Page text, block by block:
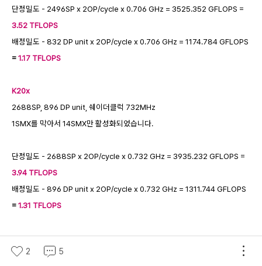
단정밀도 - 2496SP x 2OP/cycle x 0.706 GHz = 3525.352 GFLOPS =
3.52 TFLOPS
배정밀도 - 832 DP unit x 2OP/cycle x 0.706 GHz = 1174.784 GFLOPS
=1.17 TFLOPS
K20x
2688SP, 896 DP unit, 쉐이더클럭 732MHz
1SMX를 막아서 14SMX만 활성화되었습니다.
단정밀도 - 2688SP x 2OP/cycle x 0.732 GHz = 3935.232 GFLOPS =
3.94 TFLOPS
배정밀도 - 896 DP unit x 2OP/cycle x 0.732 GHz = 1311.744 GFLOPS
=1.31 TFLOPS
- 2012.11.20
2 5